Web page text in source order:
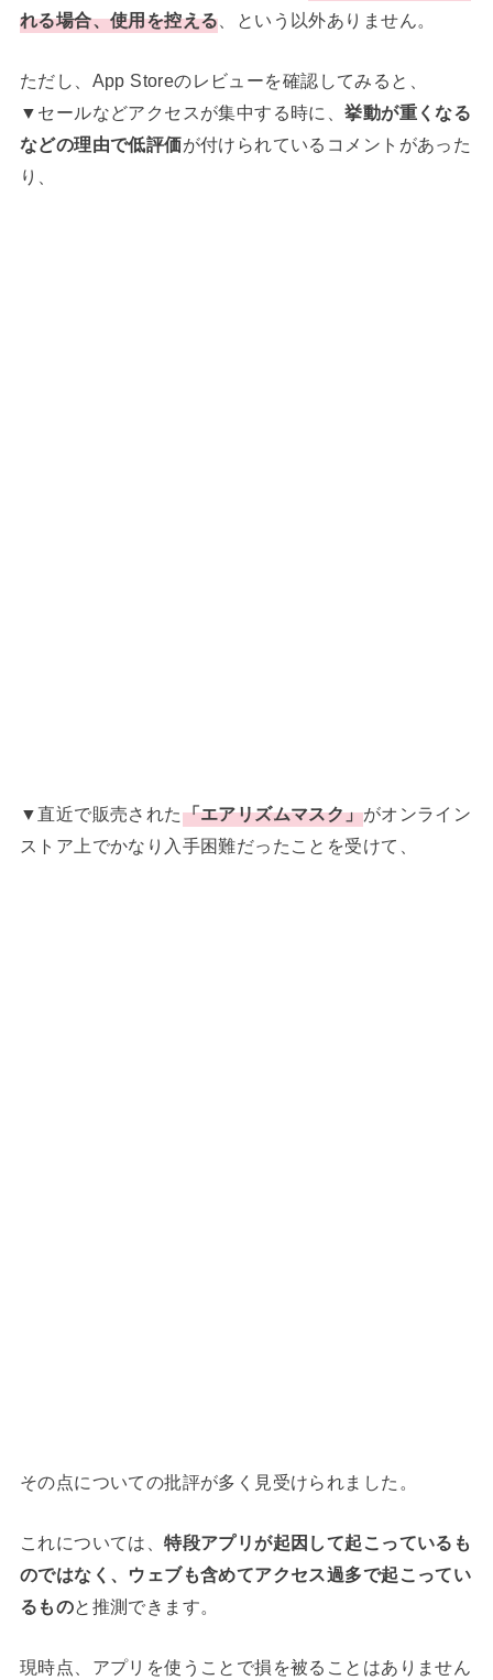
れる場合、使用を控える 、という以外ありません。
ただし、App Storeのレビューを確認してみると、
▼セールなどアクセスが集中する時に、挙動が重くなる
などの理由で低評価が付けられているコメントがあった
り、
▼直近で販売された「エアリズムマスク」がオンライン
ストア上でかなり入手困難だったことを受けて、
その点についての批評が多く見受けられました。
これについては、特段アプリが起因して起こっているも
のではなく、ウェブも含めてアクセス過多で起こってい
るものと推測できます。
現時点、アプリを使うことで損を被ることはありません